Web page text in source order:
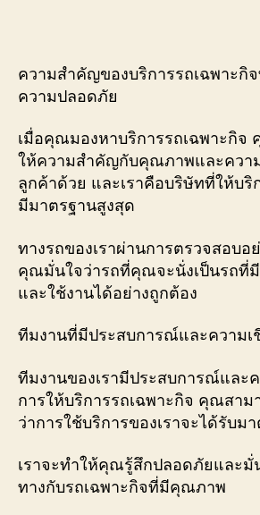
ความสำคัญของบริการรถเฉพาะ
ความปลอดภัย
เมื่อคุณมองหาบริการรถเฉพาะกิ
ให้ความสำคัญกับคุณภาพและควา
ลูกค้าด้วย และเราคือบริษัทที่ให้บริ
มีมาตรฐานสูงสุด
ทางรถของเราผ่านการตรวจสอบอ
คุณมั่นใจว่ารถที่คุณจะนั่งเป็นรถที่
และใช้งานได้อย่างถูกต้อง
ทีมงานที่มีประสบการณ์และความ
ทีมงานของเรามีประสบการณ์และ
การให้บริการรถเฉพาะกิจ คุณสาม
ว่าการใช้บริการของเราจะได้รับม
เราจะทำให้คุณรู้สึกปลอดภัยและมั่
ทางกับรถเฉพาะกิจที่มีคุณภาพ